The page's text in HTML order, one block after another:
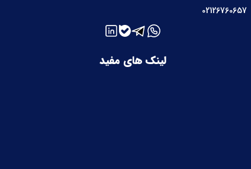
لینک های مفید
02126760657